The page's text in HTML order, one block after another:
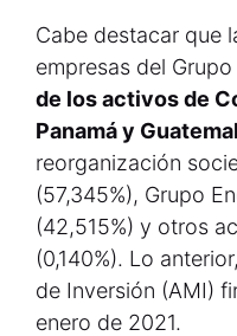
Cabe destacar que
empresas del
de los activos de
Panamá y
reorganización
(57,345%), Grupo
(42,515%) y otros
(0,140%). Lo
de Inversión (AMI)
enero de 2021.